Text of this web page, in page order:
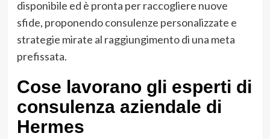
disponibile ed è pronta per raccogliere nuove
sfide, proponendo consulenze personalizzate e
strategie mirate al raggiungimento di una meta
prefissata.
Cose lavorano gli esperti di
consulenza aziendale di
Hermes